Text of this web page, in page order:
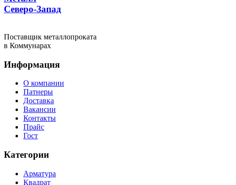
Северо-Запад
Поставщик металлопроката
в Коммунарах
Информация
О компании
Патнеры
Доставка
Вакансии
Контакты
Прайс
Гост
Категории
Арматура
Квадрат